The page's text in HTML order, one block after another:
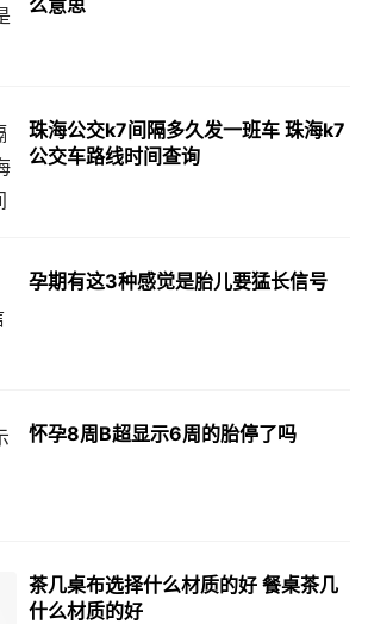
么意思
珠海公交k7间隔多久发一班车 珠海k7
公交车路线时间查询
孕期有这3种感觉是胎儿要猛长信号
怀孕8周B超显示6周的胎停了吗
茶几桌布选择什么材质的好 餐桌茶几
什么材质的好